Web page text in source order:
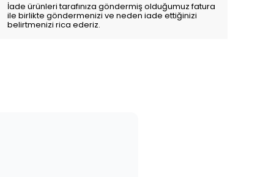
İade ürünleri tarafınıza göndermiş olduğumuz fatura
ile birlikte göndermenizi ve neden iade ettiğinizi
belirtmenizi rica ederiz.